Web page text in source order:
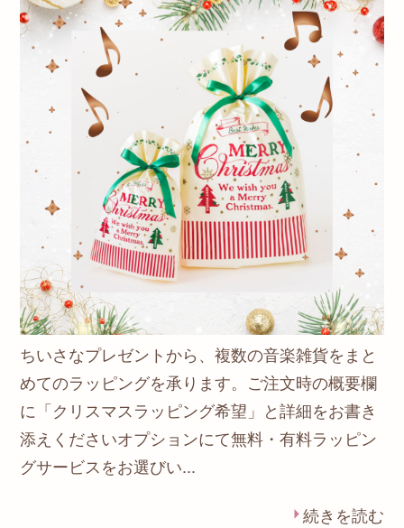
ちいさなプレゼントから、複数の音楽雑貨をまと
めてのラッピングを承ります。ご注文時の概要欄
に「クリスマスラッピング希望」と詳細をお書き
添えくださいオプションにて無料・有料ラッピン
グサービスをお選びい...
続きを読む